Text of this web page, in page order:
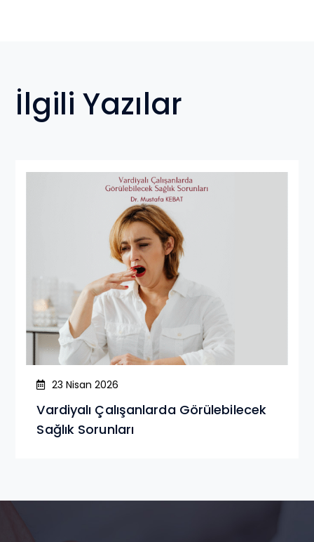
İlgili Yazılar
23 Nisan 2026
Vardiyalı Çalışanlarda Görülebilecek
Sağlık Sorunları